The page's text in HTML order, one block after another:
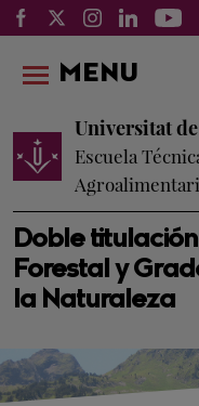
Doble
Forestal y
la Naturaleza
Universitat
Escuela
MENU